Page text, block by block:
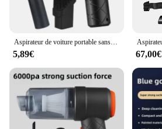
5,89€ 67,00€